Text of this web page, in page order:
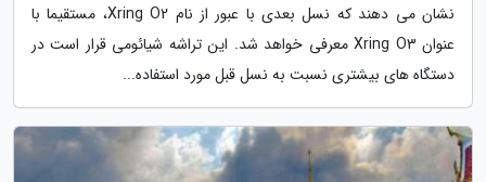
نشان می دهند که نسل بعدی با عبور از نام Xring O2، مستقیما با
عنوان Xring O3 معرفی خواهد شد. این تراشه شیائومی قرار است در
دستگاه های بیشتری نسبت به نسل قبل مورد استفاده...